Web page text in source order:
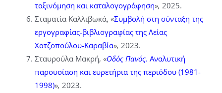
ταξινόμηση και καταλογογράφηση», 2025.
Σταματία Καλλιβωκά, «Συμβολή στη σύνταξη της
εργογραφίας-βιβλιογραφίας της Λείας
Χατζοπούλου-Καραβία», 2023.
Σταυρούλα Μακρή, «Οδός Πανός. Αναλυτική
παρουσίαση και ευρετήρια της περιόδου (1981-
1998)», 2023.